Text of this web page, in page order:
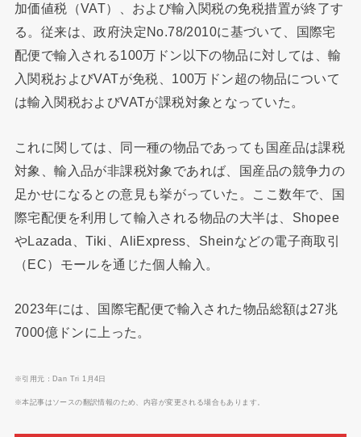
加価値税（VAT）、および輸入関税の免税措置が終了す
る。従来は、政府決定No.78/2010に基づいて、国際宅
配便で輸入される100万ドン以下の物品に対しては、輸
入関税およびVATが免税、100万ドン超の物品について
は輸入関税およびVATが課税対象となっていた。
これに関しては、同一種の物品であっても国産品は課税
対象、輸入品が非課税対象であれば、国産品の競争力の
足かせになるとの意見も挙がっていた。ここ数年で、国
際宅配便を利用して輸入される物品の大半は、Shopee
やLazada、Tiki、AliExpress、Sheinなどの電子商取引
（EC）モールを通じた個人輸入。
2023年には、国際宅配便で輸入された物品総額は27兆
7000億ドンに上った。
※引用元：Dan Tri 1月4日
※本記事はソースの翻訳情報のため、内容が変更される場合もあります。